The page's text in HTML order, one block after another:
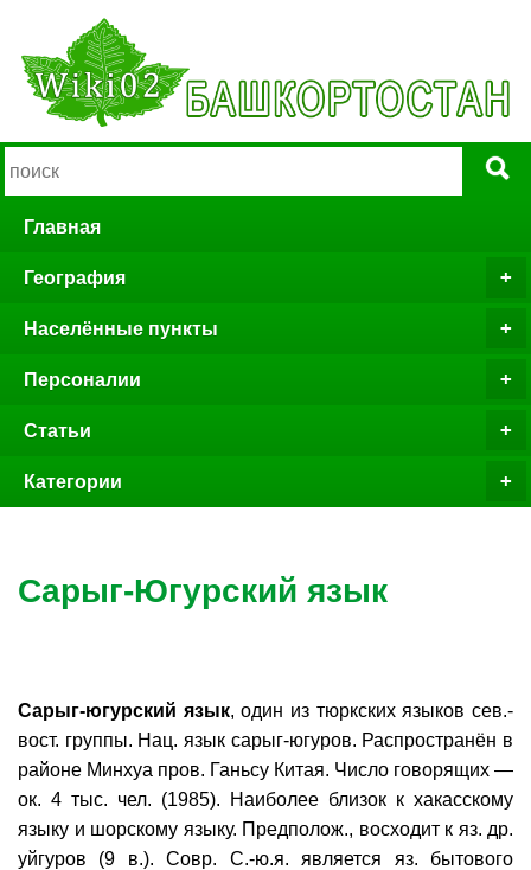
Главная
География
Населённые пункты
Персоналии
Статьи
Категории
Сарыг-Югурский язык
Сарыг-югурский язык, один из тюркских языков сев.-
вост. группы. Нац. язык сарыг-югуров. Распространён в
районе Минхуа пров. Ганьсу Китая. Число говорящих —
ок. 4 тыс. чел. (1985). Наиболее близок к хакасскому
языку и шорскому языку. Предполож., восходит к яз. др.
уйгуров (9 в.). Совр. С.-ю.я. является яз. бытового